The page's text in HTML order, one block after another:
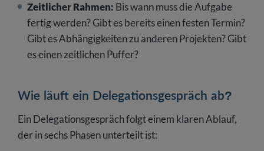
Zeitlicher Rahmen: Bis wann muss die Aufgabe
fertig werden? Gibt es bereits einen festen Termin?
Gibt es Abhängigkeiten zu anderen Projekten? Gibt
es einen zeitlichen Puffer?
Wie läuft ein Delegationsgespräch ab?
Ein Delegationsgespräch folgt einem klaren Ablauf,
der in sechs Phasen unterteilt ist: